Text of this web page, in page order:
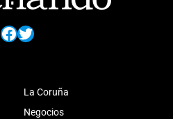
Facebook
Twitter
La Coruña
Negocios